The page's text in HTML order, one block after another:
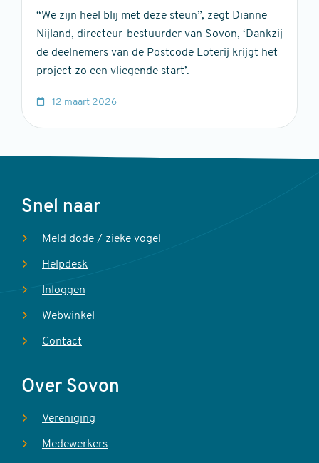
“We zijn heel blij met deze steun”, zegt Dianne
Nijland, directeur-bestuurder van Sovon, ‘Dankzij
de deelnemers van de Postcode Loterij krijgt het
project zo een vliegende start’.
12 maart 2026
Voet
Snel naar
Meld dode / zieke vogel
Helpdesk
Inloggen
Webwinkel
Contact
Over Sovon
Vereniging
Medewerkers